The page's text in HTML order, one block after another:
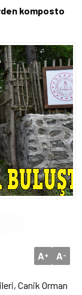
komposto
A+ A-
Canik Orman